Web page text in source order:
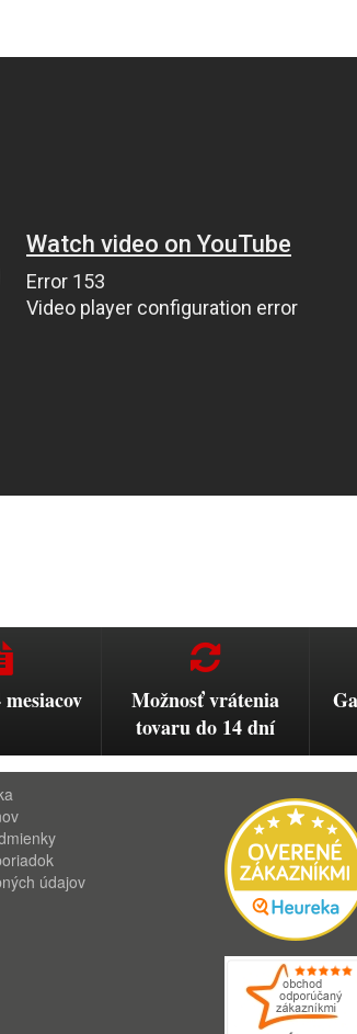
Možnosť vrátenia
tovaru do 14 dní
údajov